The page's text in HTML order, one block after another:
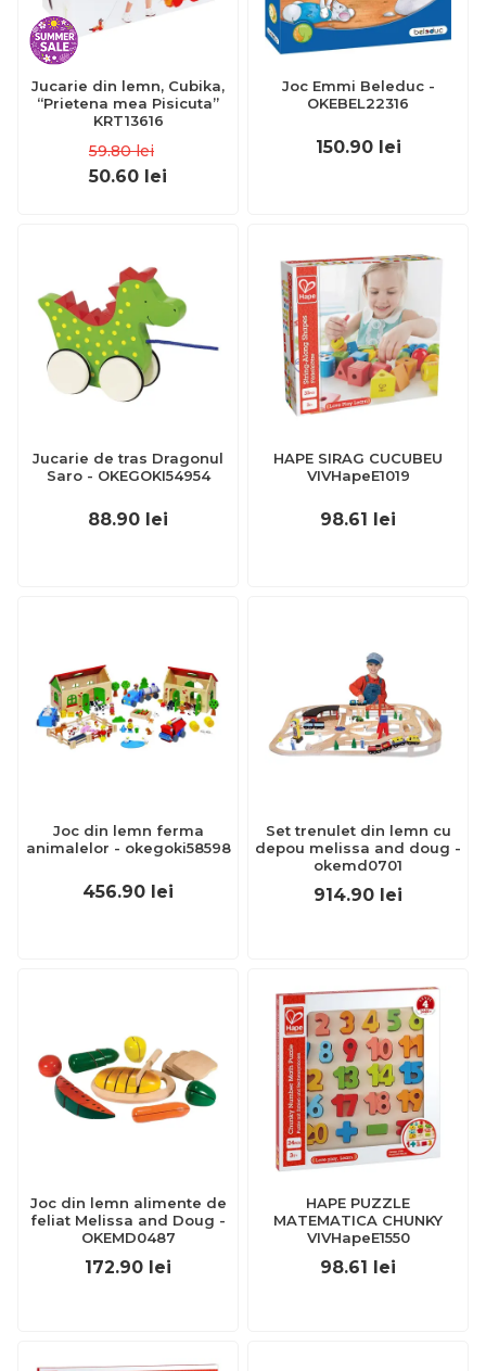
Jucarie din lemn, Cubika,
“Prietena mea Pisicuta”
KRT13616
59.80 lei
50.60 lei
Joc Emmi Beleduc -
OKEBEL22316
150.90 lei
Jucarie de tras Dragonul
Saro - OKEGOKI54954
88.90 lei
HAPE SIRAG CUCUBEU
VIVHapeE1019
98.61 lei
Joc din lemn ferma
animalelor - okegoki58598
456.90 lei
Set trenulet din lemn cu
depou melissa and doug -
okemd0701
914.90 lei
Joc din lemn alimente de
feliat Melissa and Doug -
OKEMD0487
172.90 lei
HAPE PUZZLE
MATEMATICA CHUNKY
VIVHapeE1550
98.61 lei